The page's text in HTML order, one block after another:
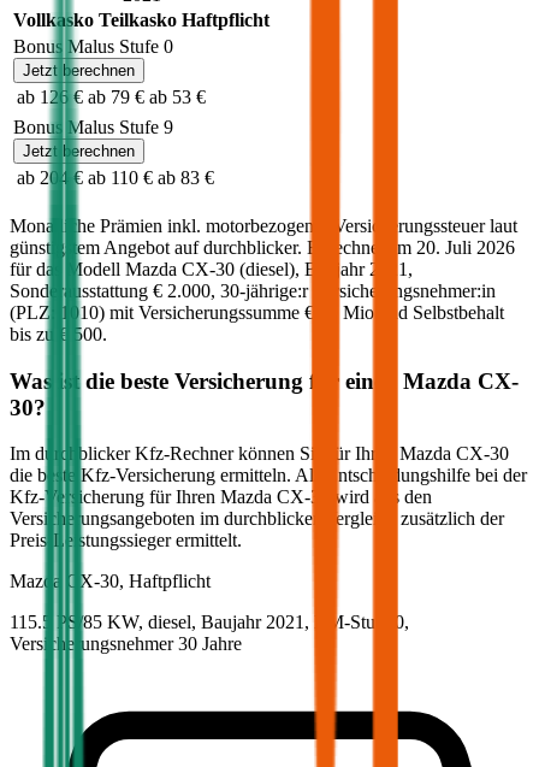
Vollkasko Teilkasko Haftpflicht
Bonus Malus Stufe 0
Jetzt berechnen
ab 126 € ab 79 € ab 53 €
Bonus Malus Stufe 9
Jetzt berechnen
ab 204 € ab 110 € ab 83 €
Monatliche Prämien inkl. motorbezogener Versicherungssteuer laut
günstigstem Angebot auf durchblicker. Berechnet am 20. Juli 2026
für das Modell Mazda CX-30 (diesel), Baujahr 2021 ,
Sonderausstattung € 2.000, 30-jährige:rVersicherungsnehmer:in
(PLZ:
1010) mit Versicherungssumme € 20 Mio und Selbstbehalt
bis zu € 500.
Was ist die beste Versicherung für einen Mazda CX-
30?
Im durchblicker Kfz-Rechner können Sie für Ihren Mazda CX-30
die beste Kfz-Versicherung ermitteln. Als Entscheidungshilfe bei der
Kfz-Versicherung für Ihren Mazda CX-30
wird aus den
Versicherungsangeboten im durchblicker Vergleich zusätzlich der
Preis-Leistungssieger ermittelt.
Mazda CX-30, Haftpflicht
115.5 PS/85 KW, diesel, Baujahr 2021, BM-Stufe 0,
Versicherungsnehmer 30 Jahre